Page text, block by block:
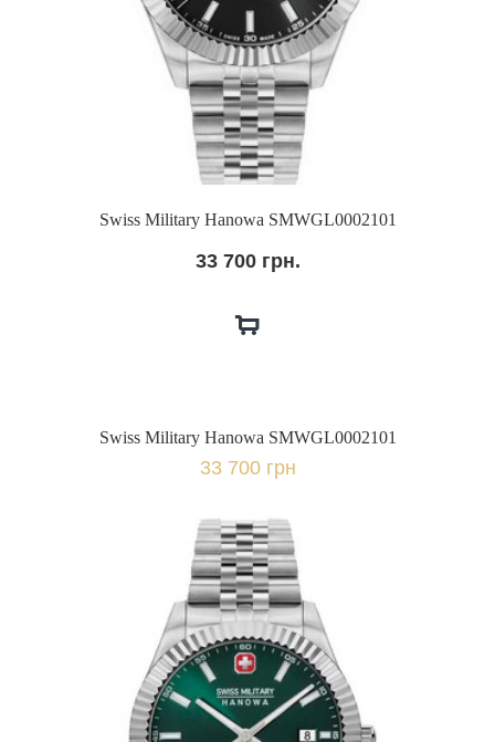
Swiss Military Hanowa SMWGL0002101
33 700 грн.
Swiss Military Hanowa SMWGL0002101
33 700 грн